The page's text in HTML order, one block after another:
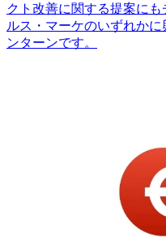
クト改善に関する提案に
ルス・マーケのいずれか
ンターンです。